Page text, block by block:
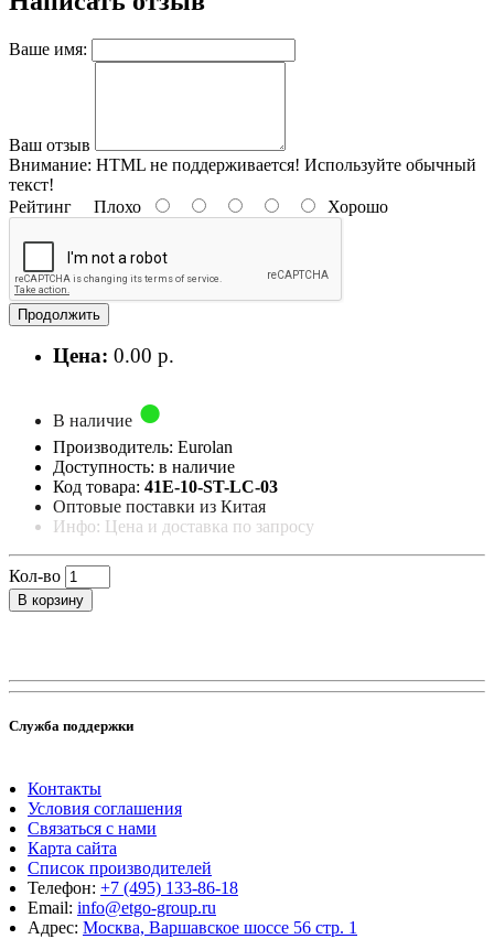
Ваше имя:
Ваш отзыв
Внимание: HTML не поддерживается! Используйте обычный
текст!
Рейтинг Плохо Хорошо
Продолжить
Цена: 0.00 р.
В наличие
Производитель: Eurolan
Доступность: в наличие
Код товара: 41E-10-ST-LC-03
Оптовые поставки из Китая
Инфо: Цена и доставка по запросу
Кол-во
В корзину
Служба поддержки
Контакты
Условия соглашения
Связаться с нами
Карта сайта
Список производителей
Телефон: +7 (495) 133-86-18
Email: info@etgo-group.ru
Адрес: Москва, Варшавское шоссе 56 стр. 1